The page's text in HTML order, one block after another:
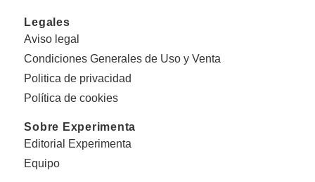
Legales
Aviso legal
Condiciones Generales de Uso y Venta
Politica de privacidad
Política de cookies
Sobre Experimenta
Editorial Experimenta
Equipo